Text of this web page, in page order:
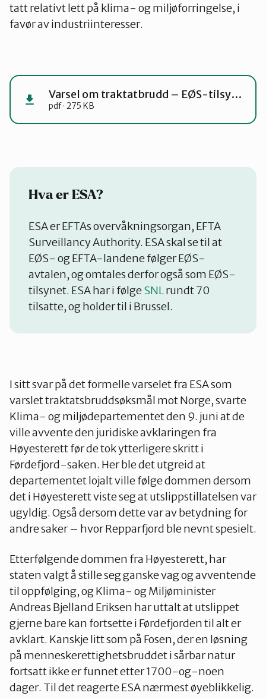
tatt relativt lett på klima- og miljøforringelse, i
favør av industriinteresser.
Varsel om traktatbrudd – EØS-tilsynet (ESA) 23. april 2026
pdf · 275 KB
Hva er ESA?
ESA er EFTAs overvåkningsorgan, EFTA
Surveillancy Authority. ESA skal se til at
EØS- og EFTA-landene følger EØS-
avtalen, og omtales derfor også som EØS-
tilsynet. ESA har i følgeSNLrundt 70
tilsatte, og holder til i Brussel.
I sitt svar på det formelle varselet fra ESA som
varslet traktatsbruddsøksmål mot Norge, svarte
Klima- og miljødepartementet den 9. juni at de
ville avvente den juridiske avklaringen fra
Høyesterett før de tok ytterligere skritt i
Førdefjord-saken. Her ble det utgreid at
departementet lojalt ville følge dommen dersom
det i Høyesterett viste seg at utslippstillatelsen var
ugyldig. Også dersom dette var av betydning for
andre saker – hvor Repparfjord ble nevnt spesielt.
Etterfølgende dommen fra Høyesterett, har
staten valgt å stille seg ganske vag og avventende
til oppfølging, og Klima- og Miljøminister
Andreas Bjelland Eriksen har uttalt at utslippet
gjerne bare kan fortsette i Førdefjorden til alt er
avklart. Kanskje litt som på Fosen, der en løsning
på menneskerettighetsbruddet i sårbar natur
fortsatt ikke er funnet etter 1700-og-noen
dager. Til det reagerte ESA nærmest øyeblikkelig.